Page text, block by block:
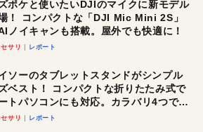
ポケと使いたいDJIのマイクに新モデル
！ コンパクトな「DJI Mic Mini 2S」
ノイキャンも搭載。屋外でも快適に！
サリ レポート
ソーのタブレットスタンドがシンプル
ベスト！ コンパクトな折りたたみ式で
トパソコンにも対応。カラバリ4つで選
楽しさも
サリ レポート